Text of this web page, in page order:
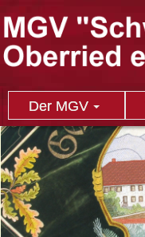
Der MGV